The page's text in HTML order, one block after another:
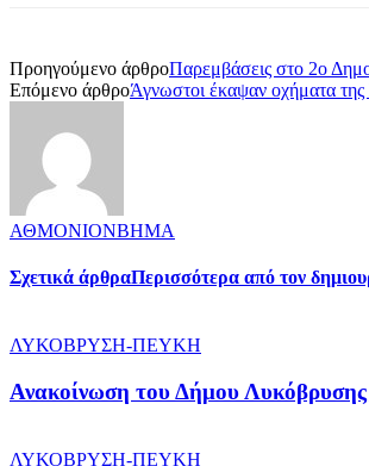
Προηγούμενο άρθροΠαρεμβάσεις στο 2ο
Επόμενο άρθροΆγνωστοι έκαψαν οχήματα
ΑΘΜΟΝΙΟΝΒΗΜΑ
Σχετικά άρθραΠερισσότερα από τον
ΛΥΚΟΒΡΥΣΗ-ΠΕΥΚΗ
Ανακοίνωση του Δήμου Λυκόβρυσης
ΛΥΚΟΒΡΥΣΗ-ΠΕΥΚΗ